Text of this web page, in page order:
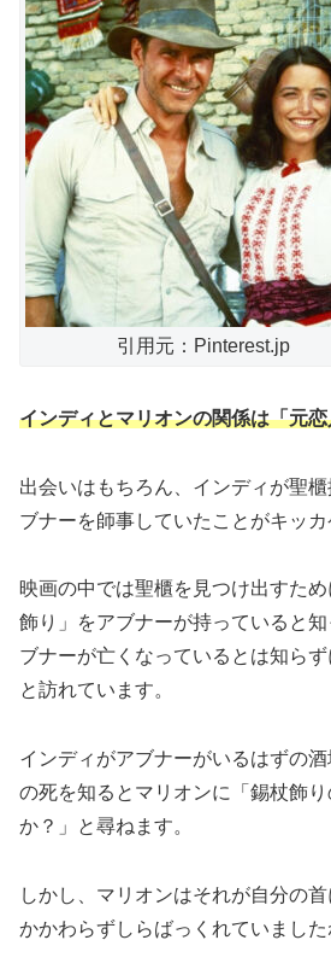
引用元：Pinterest.jp
インディとマリオンの関係は「元
出会いはもちろん、インディが聖
ブナーを師事していたことがキッカ
映画の中では聖櫃を見つけ出すた
飾り」をアブナーが持っていると
ブナーが亡くなっているとは知ら
と訪れています。
インディがアブナーがいるはずの
の死を知るとマリオンに「錫杖飾
か？」と尋ねます。
しかし、マリオンはそれが自分の
かかわらずしらばっくれていました